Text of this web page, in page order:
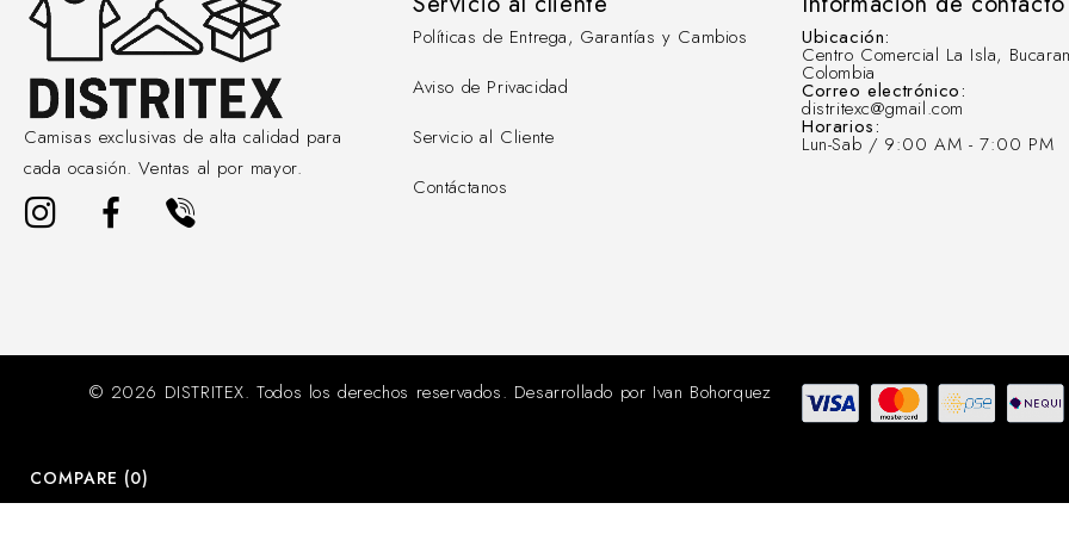
Camisas exclusivas de alta calidad para
cada ocasión. Ventas al por mayor.
Políticas de Entrega, Garantías y Cambios
Aviso de Privacidad
Servicio al Cliente
Contáctanos
Ubicación:
Centro Comercial La Isla,
Colombia
Correo electrónico:
distritexc@gmail.com
Horarios:
Lun-Sab / 9:00 AM - 7:00 PM
© 2026 DISTRITEX. Todos los derechos reservados. Desarrollado por Ivan Bohorquez
COMPARE (0)